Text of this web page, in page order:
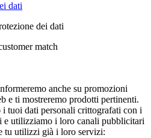
dati
dei dati
match
anche su promozioni
e ti mostreremo prodotti pertinenti.
tuoi dati personali crittografati con i
e utilizziamo i loro canali pubblicitari
tu utilizzi già i loro servizi: